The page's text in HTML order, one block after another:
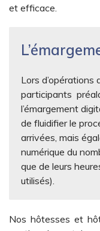
et efficace.
Lors d’opérations
participants
l’émargement
de fluidifier le
arrivées, mais
numérique du
que de leurs
utilisés).
Nos hôtesses et